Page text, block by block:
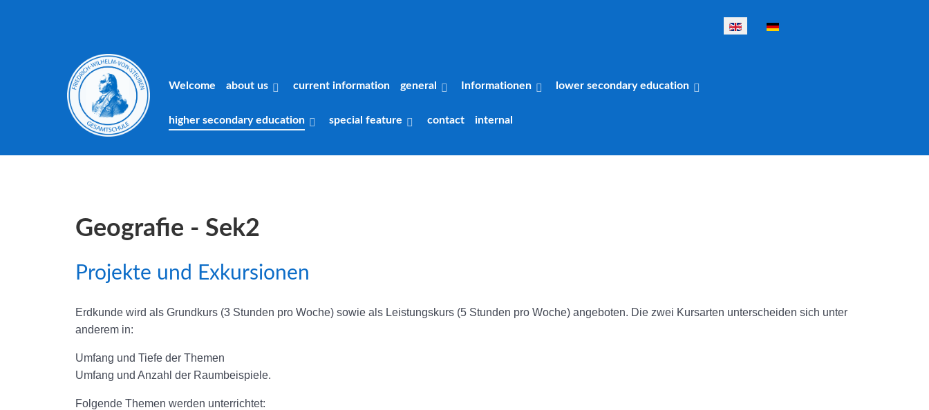
Select your language
Welcome about us current information general Informationen lower secondary education
higher secondary education special feature contact internal
Geografie - Sek2
Projekte und Exkursionen
Erdkunde wird als Grundkurs (3 Stunden pro Woche) sowie als Leistungskurs (5 Stunden pro Woche) angeboten. Die zwei Kursarten unterscheiden sich unter
anderem in:
Umfang und Tiefe der Themen
Umfang und Anzahl der Raumbeispiele.
Folgende Themen werden unterrichtet: